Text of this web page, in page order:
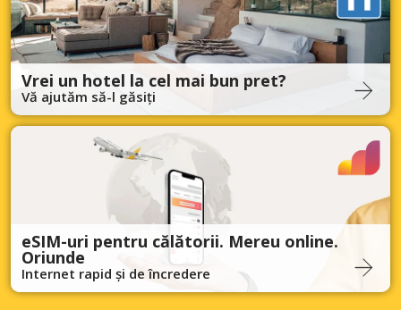
Vrei un hotel la cel mai bun pret?
Vă ajutăm să-l găsiți
eSIM-uri pentru călătorii. Mereu online.
Oriunde
Internet rapid și de încredere